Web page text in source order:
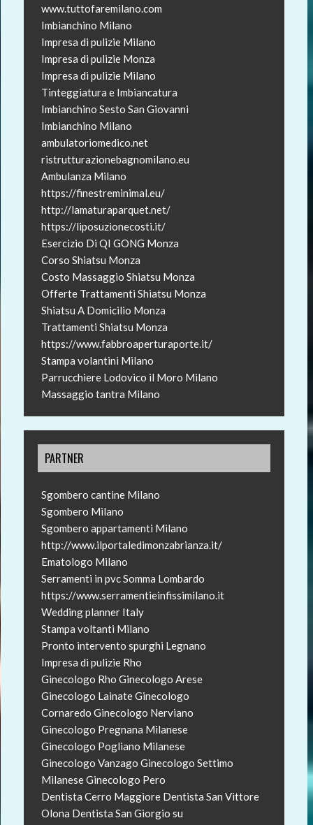
www.tuttofaremilano.com
Imbianchino Milano
Impresa di pulizie Milano
Impresa di pulizie Monza
Impresa di pulizie Milano
Tinteggiatura e Imbiancatura
Imbianchino Sesto San Giovanni
Imbianchino Milano
ambulatoriomedico.net
ristrutturazionebagnomilano.eu
Ambulanza Milano
https://finestreminimal.eu/
http://lamaturaparquet.net/
https://liposuzionecosti.it/
Esercizio Di QI GONG Monza
Corso Shiatsu Monza
Costo Massaggio Shiatsu Monza
Offerte Trattamenti Shiatsu Monza
Shiatsu A Domicilio Monza
Trattamenti Shiatsu Monza
https://www.fabbroaperturaporte.it/
Stampa volantini Milano
Parrucchiere Lodovico il Moro Milano
Massaggio tantra Milano
PARTNER
Sgombero cantine Milano
Sgombero Milano
Sgombero appartamenti Milano
http://www.ilportaledimonzabrianza.it/
Ematologo Milano
Serramenti in pvc Somma Lombardo
https://www.serramentieinfissimilano.it
Wedding planner Italy
Stampa voltanti Milano
Pronto intervento spurghi Legnano
Impresa di pulizie Rho
Ginecologo Rho Ginecologo Arese
Ginecologo LainateGinecologo
Cornaredo Ginecologo Nerviano
Ginecologo Pregnana Milanese
Ginecologo Pogliano Milanese
Ginecologo Vanzago Ginecologo Settimo
MilaneseGinecologo Pero
Dentista Cerro Maggiore Dentista San Vittore
Olona Dentista San Giorgio su